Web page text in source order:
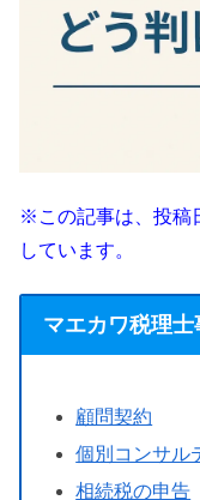
※この記事は、投稿
しています。
マエカワ税理
顧問契約
個別コンサル
相続税の申告